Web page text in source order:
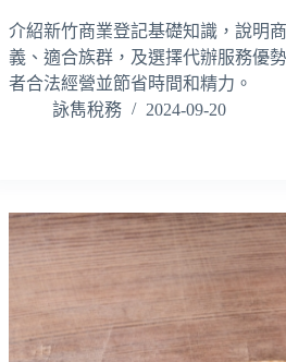
介紹新竹商業登記基礎知識，說明
義、適合族群，及選擇代辦服務優
者合法經營並節省時間和精力。
詠雋稅務
2024-09-20